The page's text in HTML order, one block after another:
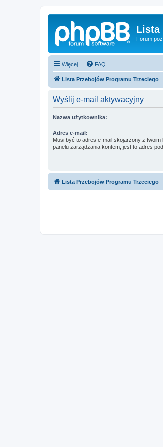
Lista
Forum
Więcej… FAQ
Lista Przebojów Programu Trzeciego
Wyślij e-mail aktywacyjny
Nazwa użytkownika:
Adres e-mail:
Musi być to adres e-mail skojarzony z twoim
panelu zarządzania kontem, jest to adres
Lista Przebojów Programu Trzeciego